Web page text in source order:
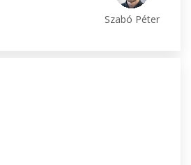
Szabó Péter